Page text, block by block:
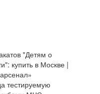
тестируемую